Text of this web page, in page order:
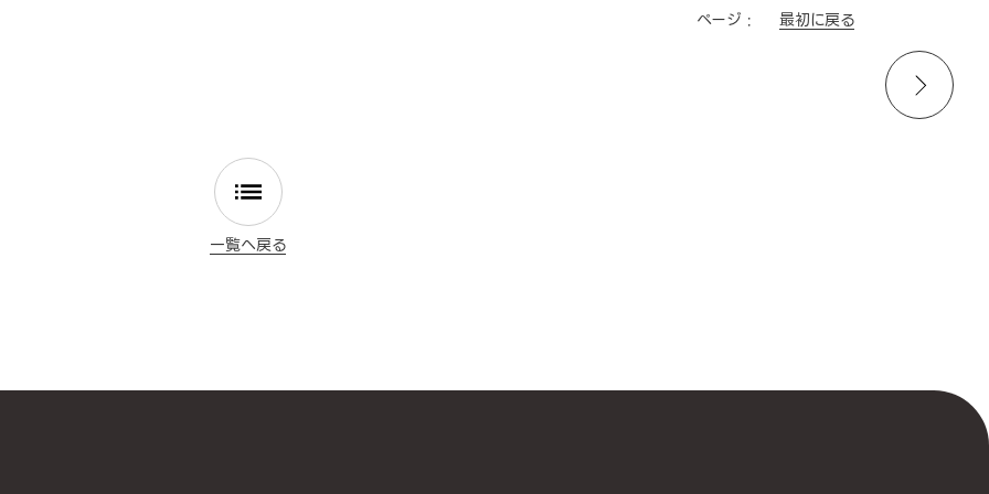
ページ : 最初に戻る
一覧へ戻る